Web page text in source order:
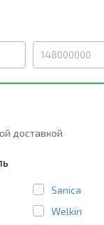
доставкой
Sanica
Welkin